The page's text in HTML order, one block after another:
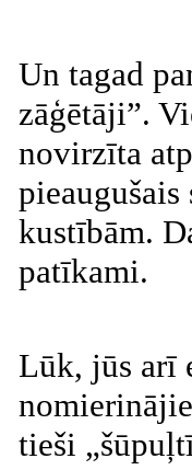
Un tagad
zāģētāji”.
novirzīta
kustībām.
patīkami.
Lūk, jūs arī
tieši